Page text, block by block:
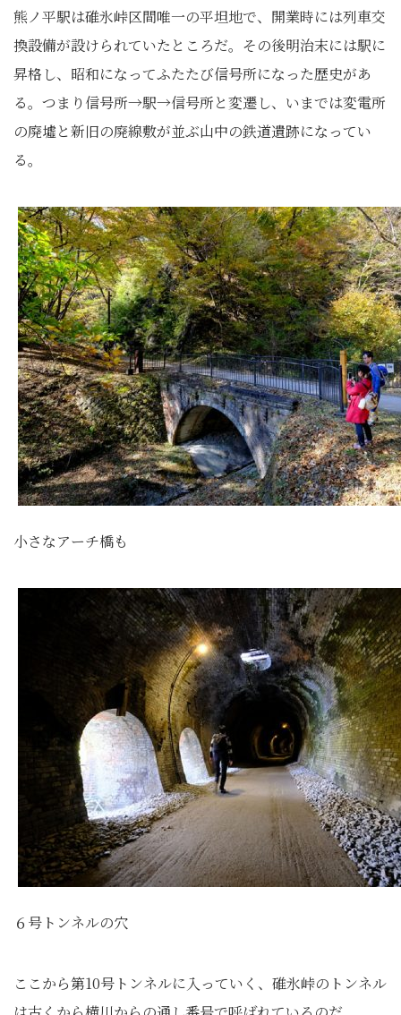
熊ノ平駅は碓氷峠区間唯一の平坦地で、開業時には列車交
換設備が設けられていたところだ。その後明治末には駅に
昇格し、昭和になってふたたび信号所になった歴史があ
る。つまり信号所→駅→信号所と変遷し、いまでは変電所
の廃墟と新旧の廃線敷が並ぶ山中の鉄道遺跡になってい
る。
小さなアーチ橋も
６号トンネルの穴
ここから第10号トンネルに入っていく、碓氷峠のトンネル